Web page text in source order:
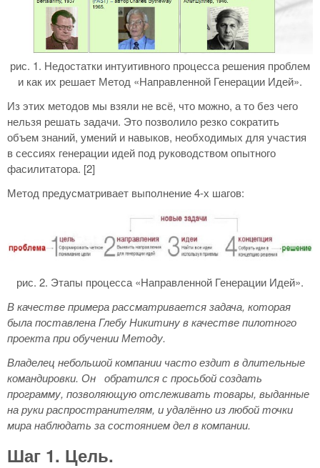
рис. 1. Недостатки интуитивного процесса решения проблем
и как их решает Метод «Направленной Генерации Идей».
Из этих методов мы взяли не всё, что можно, а то без чего
нельзя решать задачи. Это позволило резко сократить
объем знаний, умений и навыков, необходимых для участия
в сессиях генерации идей под руководством опытного
фасилитатора. [2]
Метод предусматривает выполнение 4-х шагов:
рис. 2. Этапы процесса «Направленной Генерации Идей».
В качестве примера рассматривается задача, которая
была поставлена Глебу Никитину в качестве пилотного
проекта при обучении Методу.
Владелец небольшой компании часто ездит в длительные
командировки. Он обратился с просьбой создать
программу, позволяющую отслеживать товары, выданные
на руки распространителям, и удалённо из любой точки
мира наблюдать за состоянием дел в компании.
Шаг 1. Цель.